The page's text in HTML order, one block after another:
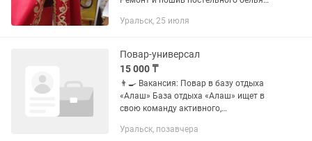
маты,салфетки,подставки под горячие
также меховые...
Уральск, 25 июля
Повар-универсал
15 000 ₸
👨🍳 Вакансия: Повар в базу отдыха
«Алаш» База отдыха «Алаш» ищет в
свою команду активного,
дело повара! Если вы умеете вкусно
Уральск, позавчера